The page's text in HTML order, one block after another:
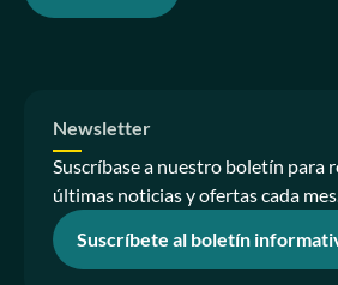
Newsletter
Suscríbase a nuestro boletín para
últimas noticias y ofertas cada mes.
Suscríbete al boletín